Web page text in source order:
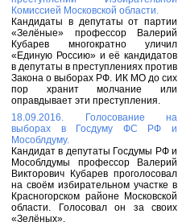
Комиссией Московской области.
Кандидаты в депутаты от партии
«Зелёные» профессор Валерий
Кубарев многократно уличил
«Единую Россию» и её кандидатов
в депутаты в преступлениях против
Закона о выборах РФ. ИК МО до сих
пор хранит молчание или
оправдывает эти преступления.
18.09.2016. Голосование на
выборах в Госдуму ФС РФ и
Мособлдуму.
Кандидат в депутаты Госдумы РФ и
Мособлдумы профессор Валерий
Викторович Кубарев проголосовал
на своём избирательном участке в
Красногорском районе Московской
области. Голосовал он за своих
«Зелёных».